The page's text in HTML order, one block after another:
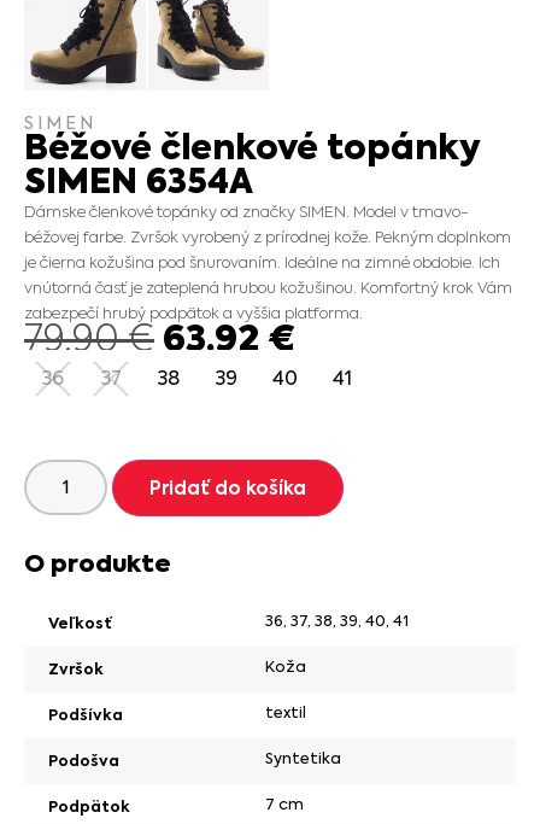
SIMEN
Béžové členkové topánky
SIMEN 6354A
Dámske členkové topánky od značky SIMEN. Model v tmavo-
béžovej farbe. Zvršok vyrobený z prírodnej kože. Pekným doplnkom
je čierna kožušina pod šnurovaním. Ideálne na zimné obdobie. Ich
vnútorná časť je zateplená hrubou kožušinou. Komfortný krok Vám
zabezpečí hrubý podpätok a vyššia platforma.
79.90€ 63.92 €
36 37 38 39 40 41
Pridať do košíka
O produkte
Veľkosť 36, 37, 38, 39, 40, 41
Zvršok Koža
Podšívka textil
Podošva Syntetika
Podpätok 7 cm